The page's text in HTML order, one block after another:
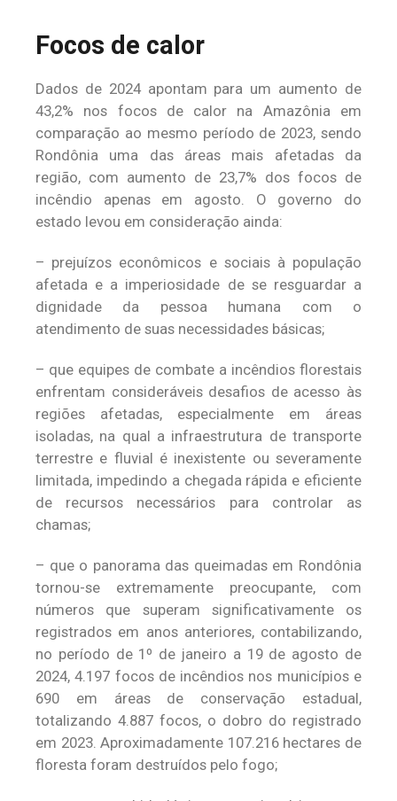
Focos de calor
Dados de 2024 apontam para um aumento de
43,2% nos focos de calor na Amazônia em
comparação ao mesmo período de 2023, sendo
Rondônia uma das áreas mais afetadas da
região, com aumento de 23,7% dos focos de
incêndio apenas em agosto. O governo do
estado levou em consideração ainda:
– prejuízos econômicos e sociais à população
afetada e a imperiosidade de se resguardar a
dignidade da pessoa humana com o
atendimento de suas necessidades básicas;
– que equipes de combate a incêndios florestais
enfrentam consideráveis desafios de acesso às
regiões afetadas, especialmente em áreas
isoladas, na qual a infraestrutura de transporte
terrestre e fluvial é inexistente ou severamente
limitada, impedindo a chegada rápida e eficiente
de recursos necessários para controlar as
chamas;
– que o panorama das queimadas em Rondônia
tornou-se extremamente preocupante, com
números que superam significativamente os
registrados em anos anteriores, contabilizando,
no período de 1º de janeiro a 19 de agosto de
2024, 4.197 focos de incêndios nos municípios e
690 em áreas de conservação estadual,
totalizando 4.887 focos, o dobro do registrado
em 2023. Aproximadamente 107.216 hectares de
floresta foram destruídos pelo fogo;